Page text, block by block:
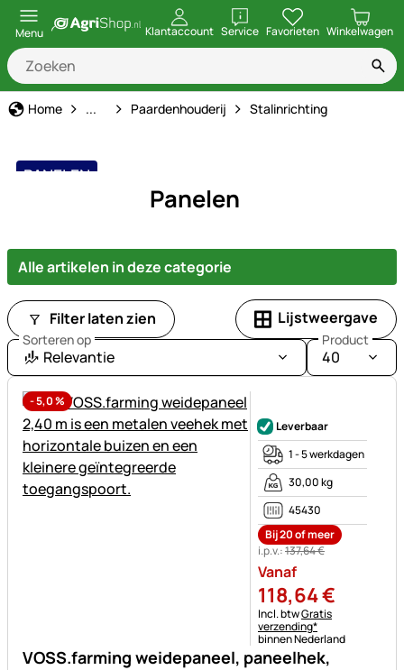
Menu Klantaccount ServiceopenenFavorieten Winkelwagen
Home Dierbenodigdheden
... Paardenhouderij Stalinrichting
PANELEN
Panelen
Alle artikelen in deze categorie
Filter laten zien Lijstweergave
Sorteren op
Relevantie
Product
40
-5,0%
VOSS.farming weidepaneel, paneelhek,
Leverbaar
1 - 5 werkdagen
30,00 kg
45430
Bij 20 of meer
i.p.v.:137,64€
Vanaf
118,64€
Belastinginformatie:
Incl. btwGratis
verzending*
binnen Nederland